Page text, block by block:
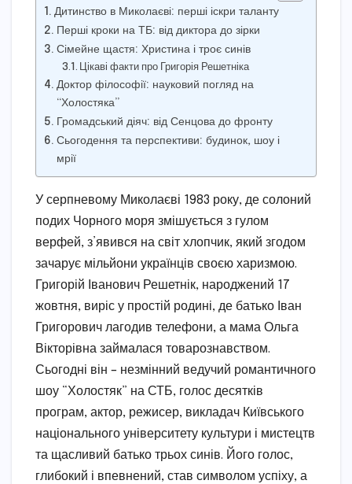
Дитинство в Миколаєві: перші іскри таланту
Перші кроки на ТБ: від диктора до зірки
Сімейне щастя: Христина і троє синів
Цікаві факти про Григорія Решетніка
Доктор філософії: науковий погляд на
“Холостяка”
Громадський діяч: від Сенцова до фронту
Сьогодення та перспективи: будинок, шоу і
мрії
У серпневому Миколаєві 1983 року, де солоний
подих Чорного моря змішується з гулом
верфей, з’явився на світ хлопчик, який згодом
зачарує мільйони українців своєю харизмою.
Григорій Іванович Решетнік, народжений 17
жовтня, виріс у простій родині, де батько Іван
Григорович лагодив телефони, а мама Ольга
Вікторівна займалася товарознавством.
Сьогодні він – незмінний ведучий романтичного
шоу “Холостяк” на СТБ, голос десятків
програм, актор, режисер, викладач Київського
національного університету культури і мистецтв
та щасливий батько трьох синів. Його голос,
глибокий і впевнений, став символом успіху, а